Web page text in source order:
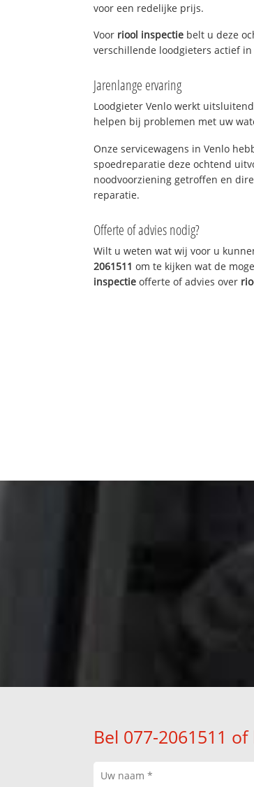
voor een redelijke prijs.
Voor riool inspectie belt u deze
verschillende loodgieters actief
Jarenlange ervaring
Loodgieter Venlo werkt
helpen bij problemen met uw
Onze servicewagens in Venlo
spoedreparatie deze ochtend
noodvoorziening getroffen en
reparatie.
Offerte of advies nodig?
Wilt u weten wat wij voor u
2061511 om te kijken wat de
inspectie offerte of advies over
Bel 077-2061511